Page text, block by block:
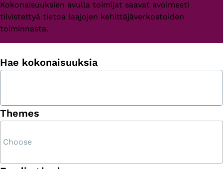
Kokonaisuuksien avulla toimijat saavat avoimesti
tiivistettyä tietoa laajojen kehittäjäverkostoiden
toiminnasta.
Hae kokonaisuuksia
Themes